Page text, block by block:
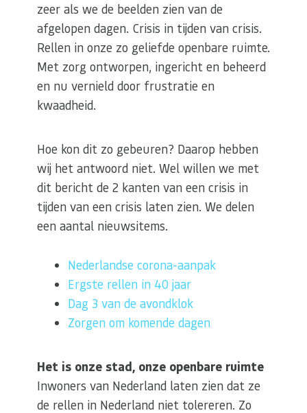
zeer als we de beelden zien van de
afgelopen dagen. Crisis in tijden van crisis.
Rellen in onze zo geliefde openbare ruimte.
Met zorg ontworpen, ingericht en beheerd
en nu vernield door frustratie en
kwaadheid.
Hoe kon dit zo gebeuren? Daarop hebben
wij het antwoord niet. Wel willen we met
dit bericht de 2 kanten van een crisis in
tijden van een crisis laten zien. We delen
een aantal nieuwsitems.
Nederlandse corona-aanpak
Ergste rellen in 40 jaar
Dag 3 van de avondklok
Zorgen om komende dagen
Het is onze stad, onze openbare ruimte
Inwoners van Nederland laten zien dat ze
de rellen in Nederland niet tolereren. Zo